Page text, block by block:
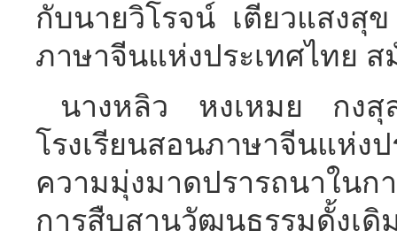
กับนายวิโรจน์ เตียวแสงสุ
ภาษาจีนแห่งประเทศไทย
นางหลิว หงเหมย กงสุ
โรงเรียนสอนภาษาจีนแห่ง
ความมุ่งมาดปรารถนาในก
การสืบสานวัฒนธรรมดั้งเ